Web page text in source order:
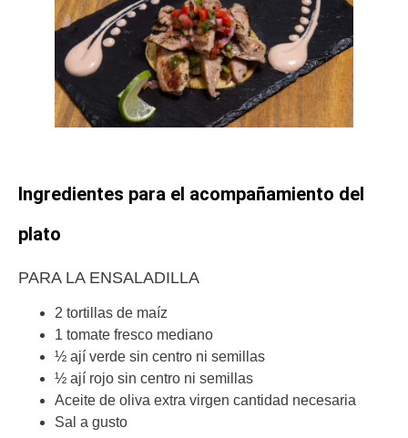
Ingredientes para el acompañamiento del
plato
PARA LA ENSALADILLA
2 tortillas de maíz
1 tomate fresco mediano
½ ají verde sin centro ni semillas
½ ají rojo sin centro ni semillas
Aceite de oliva extra virgen cantidad necesaria
Sal a gusto